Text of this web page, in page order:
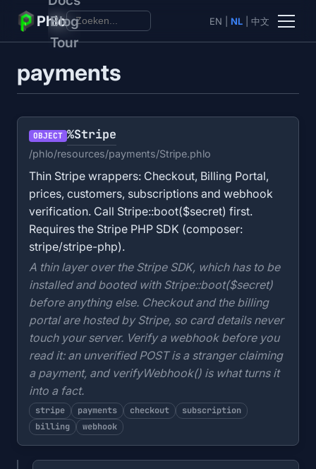
Phlo
Blog
Tour
EN NL| 中文
payments
OBJECT %Stripe
/phlo/resources/payments/Stripe.phlo
Thin Stripe wrappers: Checkout, Billing Portal,
prices, customers, subscriptions and webhook
verification. Call Stripe::boot($secret) first.
Requires the Stripe PHP SDK (composer:
stripe/stripe-php).
A thin layer over the Stripe SDK, which has to be
installed and booted with Stripe::boot($secret)
before anything else. Checkout and the billing
portal are hosted by Stripe, so card details never
touch your server. Verify a webhook before you
read it: an unverified POST is a stranger claiming
a payment, and verifyWebhook() is what turns it
into a fact.
stripe payments checkout
subscription
billing
webhook